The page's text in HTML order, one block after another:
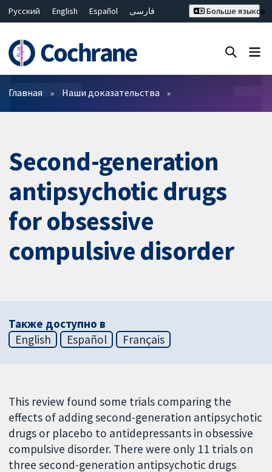
Русский English Español
فارسی
Bahasa Malaysia
ไทย
繁體中文
简体中文
Больше языков
Фильтры
Главная Наши доказательства
Second-generation
antipsychotic drugs
for obsessive
compulsive disorder
Также доступно в
English
Español Français
This review found some trials comparing the
effects of adding second-generation antipsychotic
drugs or placebo to antidepressants in obsessive
compulsive disorder. There were only 11 trials on
three second-generation antipsychotic drugs